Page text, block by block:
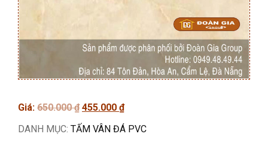
Giá: 650.000₫ Giá
gốc
455.000 ₫Giá
hiện
DANH MỤC: TẤM VÂN ĐÁ PVC